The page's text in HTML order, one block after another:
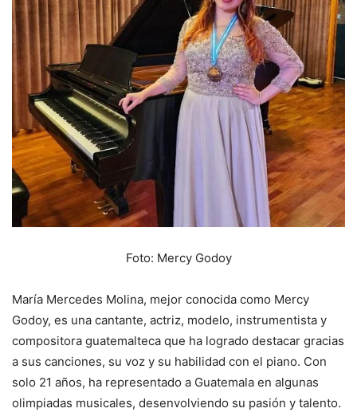
Foto: Mercy Godoy
María Mercedes Molina, mejor conocida como Mercy
Godoy, es una cantante, actriz, modelo, instrumentista y
compositora guatemalteca que ha logrado destacar gracias
a sus canciones, su voz y su habilidad con el piano. Con
solo 21 años, ha representado a Guatemala en algunas
olimpiadas musicales, desenvolviendo su pasión y talento.